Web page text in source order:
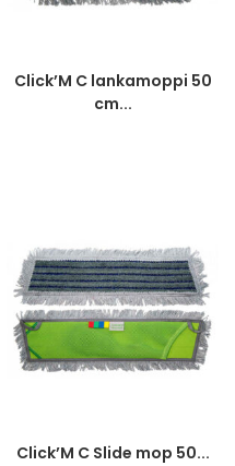
Click’M C lankamoppi 50
cm...
Click’M C Slide mop 50...